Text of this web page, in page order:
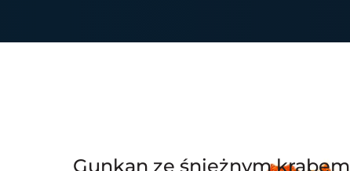
Gunkan ze śnieżnym krabem